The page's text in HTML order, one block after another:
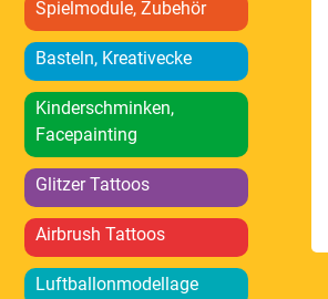
Spielmodule, Zubehör
Basteln, Kreativecke
Kinderschminken,
Facepainting
Glitzer Tattoos
Airbrush Tattoos
Luftballonmodellage